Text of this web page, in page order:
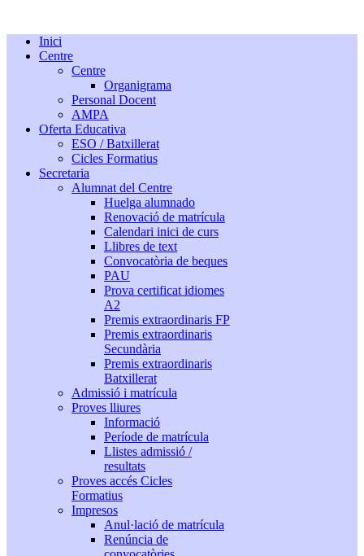
Inici
Centre
Centre
Organigrama
Personal Docent
AMPA
Oferta Educativa
ESO / Batxillerat
Cicles Formatius
Secretaria
Alumnat del Centre
Huelga alumnado
Renovació de matrícula
Calendari inici de curs
Llibres de text
Convocatòria de beques
PAU
Prova certificat idiomes
A2
Premis extraordinaris FP
Premis extraordinaris
Secundària
Premis extraordinaris
Batxillerat
Admissió i matrícula
Proves lliures
Informació
Període de matrícula
Llistes admissió /
resultats
Proves accés Cicles
Formatius
Impresos
Anul·lació de matrícula
Renúncia de